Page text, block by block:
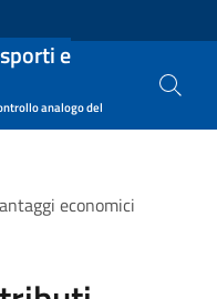
e
analogo del
economici